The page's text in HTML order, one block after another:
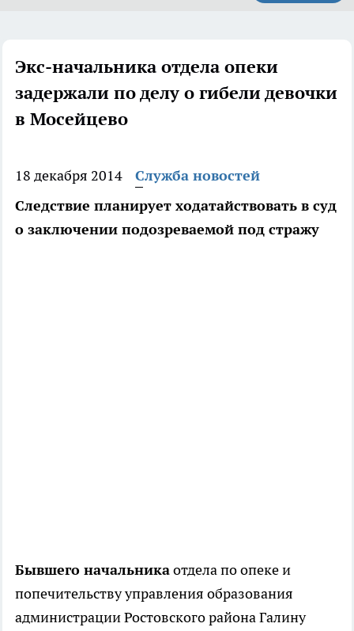
Экс-начальника отдела опеки
задержали по делу о гибели девочки
в Мосейцево
18 декабря 2014
Служба новостей
Следствие планирует ходатайствовать в суд
о заключении подозреваемой под стражу
Бывшего начальникаотдела по опеке и
попечительству управления образования
администрации Ростовского района Галину